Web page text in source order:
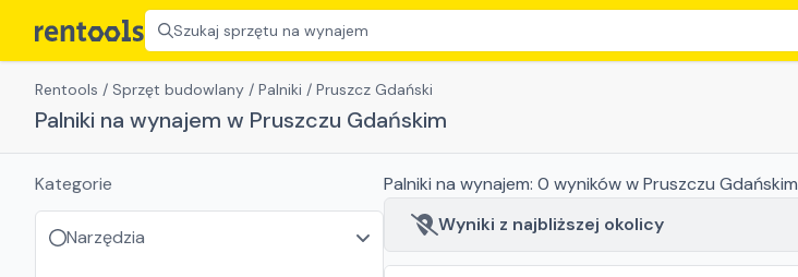
Szukaj sprzętu na wynajem
Rentools / Sprzęt budowlany / Palniki / Pruszcz Gdański
Palniki na wynajem w Pruszczu Gdańskim
Palniki na wynajem: 0 wynikóww Pruszczu Gdańskim
Wyniki z najbliższej okolicy
Kategorie
Narzędzia